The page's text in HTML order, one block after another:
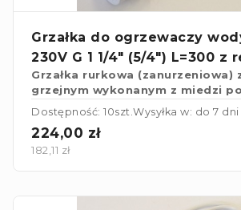
Grzałka do ogrzewaczy
230V G 1 1/4" (5/4") L=300 z
Grzałka rurkowa (zanurzeniowa)
grzejnym wykonanym z miedzi
powłoką niklową do ogrzewaczy
Dostępność: 10szt.Wysyłka w: do 7
224,00 zł
182,11 zł